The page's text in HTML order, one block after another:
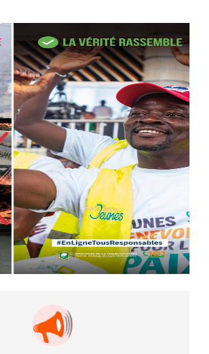
Camara tué lors d’attaques...
22 avr. 2026, 16:41
Des bureaux ravagés dans un
incendie survenu à la mairie...
AIP
10 avr. 2026, 09:48
Nommé Médiateur de la
République, Gaoussou Touré prend
officiellement fonction
AIP
13 mars 2026, 10:43
Nécrologie : décès de Guillaume
Houphouët-Boigny, fils du Père
fondateur...
12ᵉ Congrès ordinaire de l’UNJCI: la
campagne électorale reprend du...